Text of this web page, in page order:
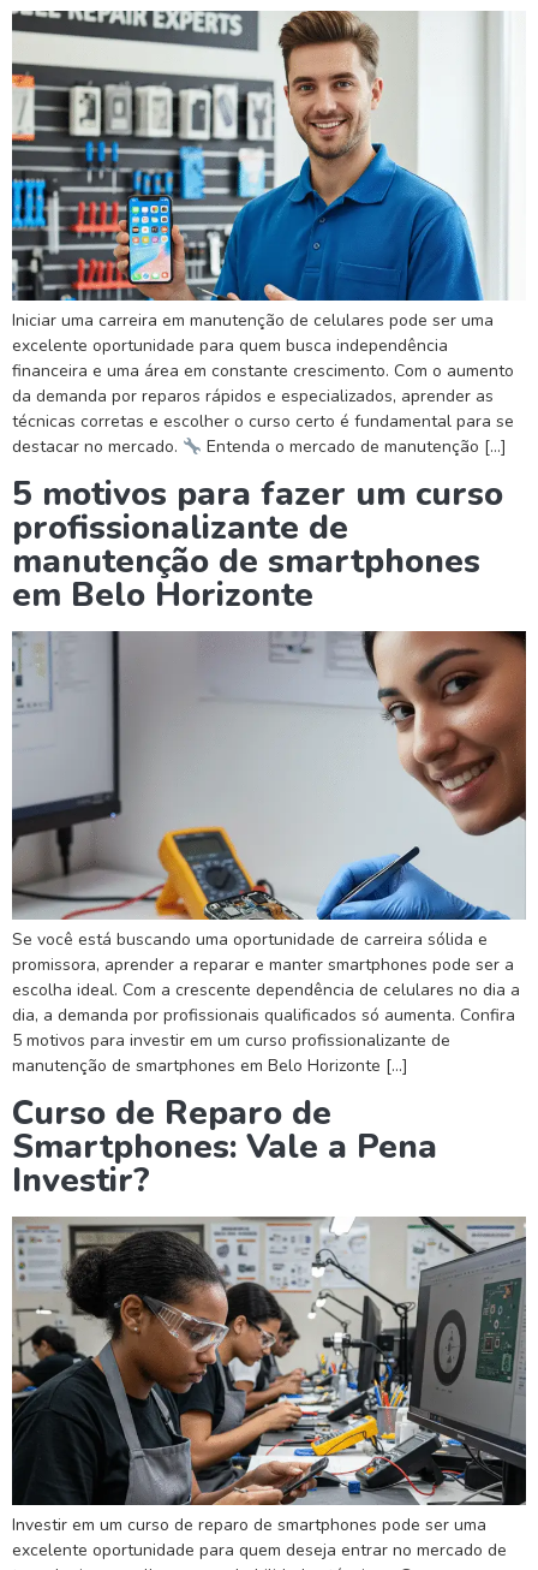
Iniciar uma carreira em manutenção de celulares pode ser uma
excelente oportunidade para quem busca independência
financeira e uma área em constante crescimento. Com o aumento
da demanda por reparos rápidos e especializados, aprender as
técnicas corretas e escolher o curso certo é fundamental para se
destacar no mercado.
Entenda o mercado de manutenção […]
5 motivos para fazer um curso
profissionalizante de
manutenção de smartphones
em Belo Horizonte
Se você está buscando uma oportunidade de carreira sólida e
promissora, aprender a reparar e manter smartphones pode ser a
escolha ideal. Com a crescente dependência de celulares no dia a
dia, a demanda por profissionais qualificados só aumenta. Confira
5 motivos para investir em um curso profissionalizante de
manutenção de smartphones em Belo Horizonte […]
Curso de Reparo de
Smartphones: Vale a Pena
Investir?
Investir em um curso de reparo de smartphones pode ser uma
excelente oportunidade para quem deseja entrar no mercado de